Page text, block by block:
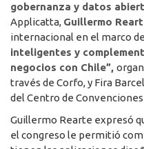
gobernanza y datos
Applicatta, Guillermo
internacional en el marco
inteligentes y
negocios con Chile”,
través de Corfo, y Fira
del Centro de
Guillermo Rearte expresó
el congreso le permitió